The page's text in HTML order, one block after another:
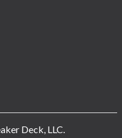
Deck, LLC.